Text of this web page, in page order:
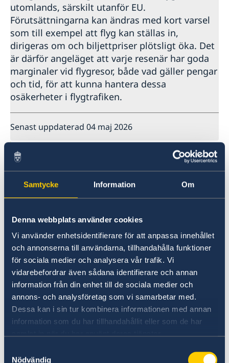
Samtycke Information Om
Denna webbplats använder cookies
Vi använder enhetsidentifierare för att anpassa innehållet
och annonserna till användarna, tillhandahålla funktioner
för sociala medier och analysera vår trafik. Vi
vidarebefordrar även sådana identifierare och annan
information från din enhet till de sociala medier och
annons- och analysföretag som vi samarbetar med.
Dessa kan i sin tur kombinera informationen med annan
information som du har tillhandahållit eller som de har
Nödvändig
In- och utresebestämmelser
Hälso- och sjukvård
Lokala lagar och sedvänjor
Kriminalitet och personlig säkerhet
Trafiksäkerhet
Övrigt
utomlands, särskilt utanför EU.
Förutsättningarna kan ändras med kort varsel
som till exempel att flyg kan ställas in,
dirigeras om och biljettpriser plötsligt öka. Det
är därför angeläget att varje resenär har goda
marginaler vid flygresor, både vad gäller pengar
och tid, för att kunna hantera dessa
osäkerheter i flygtrafiken.
Senast uppdaterad 04 maj 2026
UD:s reseinformation direkt i fickan
I appen UD Resklar finns råd och
reseinformation om världens länder från
Sveriges ambassader.
Om UD Resklar på regeringen.se